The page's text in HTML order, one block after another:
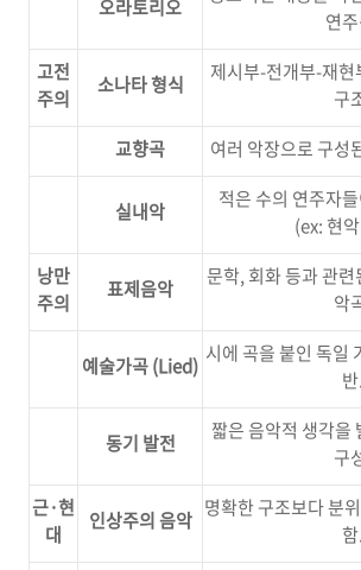
오라토리오
연
고전
주의
소나타 형식
제시부-전개부-재
구
교향곡
여러 악장으로 구성
실내악
적은 수의 연주자
(ex: 현
낭만
주의
표제음악
문학, 회화 등과 관
악
예술가곡 (Lied) 시에 곡을 붙인 독일
반.
동기 발전
짧은 음악적 생각을
구
근·현
대
인상주의 음악 명확한 구조보다 분
함.